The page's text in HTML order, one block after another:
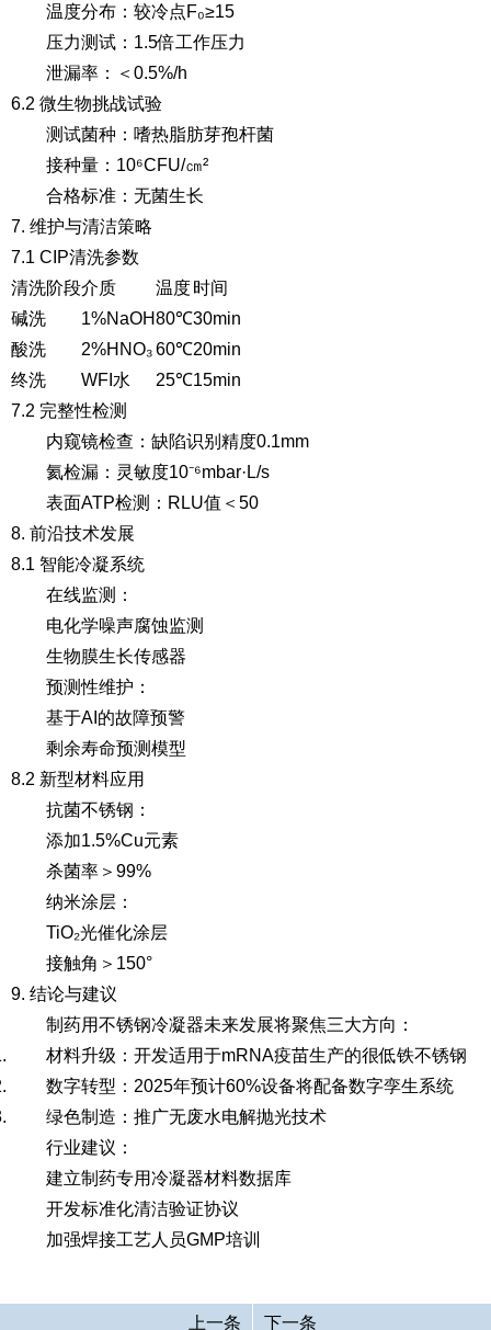
温度分布 ：较冷点F₀≥15
压力测试 ：1.5倍工作压力
泄漏率 ：＜0.5%/h
6.2 微生物挑战试验
测试菌种：嗜热脂肪芽孢杆菌
接种量：10⁶CFU/㎝²
合格标准：无菌生长
7. 维护与清洁策略
7.1 CIP清洗参数
清洗阶段介质 温度时间
碱洗
1%NaOH80℃30min
酸洗
2%HNO₃60℃20min
终洗
WFI水 25℃15min
7.2 完整性检测
内窥镜检查 ：缺陷识别精度0.1mm
氦检漏 ：灵敏度10⁻⁶mbar·L/s
表面ATP检测 ：RLU值＜50
8. 前沿技术发展
8.1 智能冷凝系统
在线监测 ：
电化学噪声腐蚀监测
生物膜生长传感器
预测性维护 ：
基于AI的故障预警
剩余寿命预测模型
8.2 新型材料应用
抗菌不锈钢 ：
添加1.5%Cu元素
杀菌率＞99%
纳米涂层 ：
TiO₂光催化涂层
接触角＞150°
9. 结论与建议
制药用不锈钢冷凝器未来发展将聚焦三大方向：
材料升级 ：开发适用于mRNA疫苗生产的很低铁不锈钢
数字转型 ：2025年预计60%设备将配备数字孪生系统
绿色制造 ：推广无废水电解抛光技术
行业建议：
建立制药专用冷凝器材料数据库
开发标准化清洁验证协议
加强焊接工艺人员GMP培训
上一条 下一条